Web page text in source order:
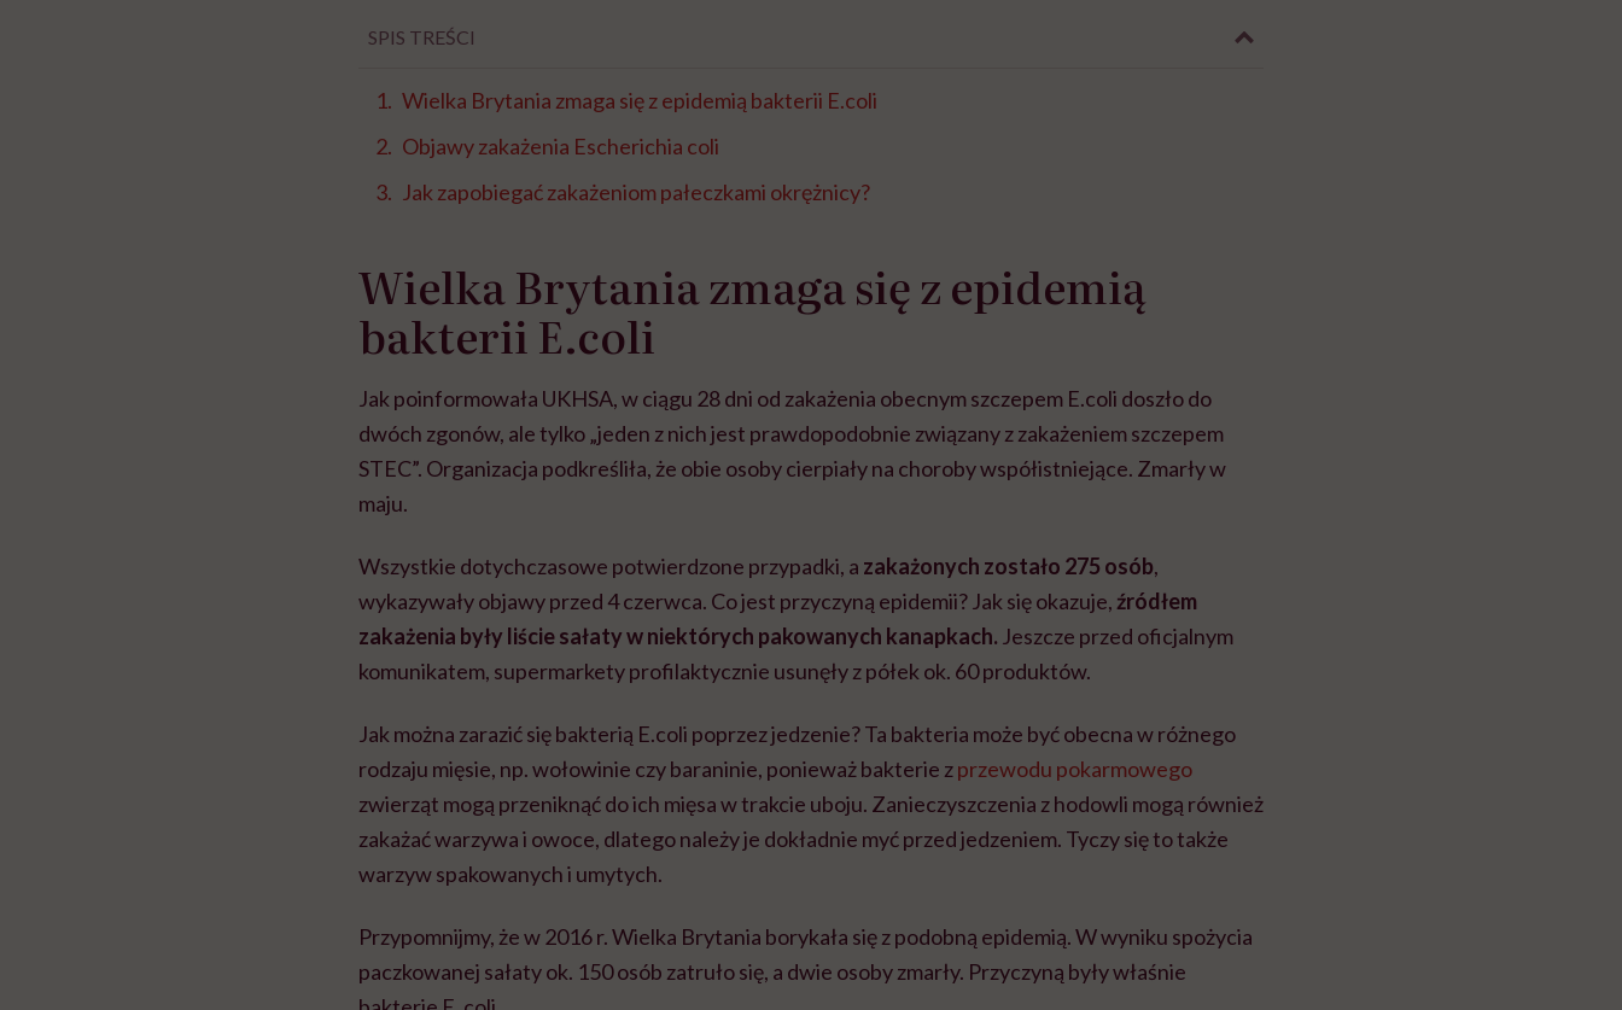
SPIS TREŚCI
Wielka Brytania zmaga się z epidemią bakterii E.coli
Objawy zakażenia Escherichia coli
Jak zapobiegać zakażeniom pałeczkami okrężnicy?
Wielka Brytania zmaga się z epidemią
bakterii E.coli
Jak poinformowała UKHSA, w ciągu 28 dni od zakażenia obecnym szczepem E.coli doszło do
dwóch zgonów, ale tylko „jeden z nich jest prawdopodobnie związany z zakażeniem szczepem
STEC”. Organizacja podkreśliła, że obie osoby cierpiały na choroby współistniejące. Zmarły w
maju.
Wszystkie dotychczasowe potwierdzone przypadki, a zakażonych zostało 275 osób,
wykazywały objawy przed 4 czerwca. Co jest przyczyną epidemii? Jak się okazuje, źródłem
zakażenia były liście sałaty w niektórych pakowanych kanapkach. Jeszcze przed oficjalnym
komunikatem, supermarkety profilaktycznie usunęły z półek ok. 60 produktów.
Jak można zarazić się bakterią E.coli poprzez jedzenie? Ta bakteria może być obecna w różnego
rodzaju mięsie, np. wołowinie czy baraninie, ponieważ bakterie zprzewodu pokarmowego
zwierząt mogą przeniknąć do ich mięsa w trakcie uboju. Zanieczyszczenia z hodowli mogą również
zakażać warzywa i owoce, dlatego należy je dokładnie myć przed jedzeniem. Tyczy się to także
warzyw spakowanych i umytych.
Przypomnijmy, że w 2016 r. Wielka Brytania borykała się z podobną epidemią. W wyniku spożycia
paczkowanej sałaty ok. 150 osób zatruło się, a dwie osoby zmarły. Przyczyną były właśnie